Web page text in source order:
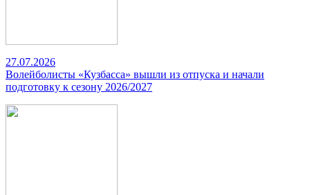
27.07.2026
Волейболисты «Кузбасса» вышли из отпуска и начали
подготовку к сезону 2026/2027